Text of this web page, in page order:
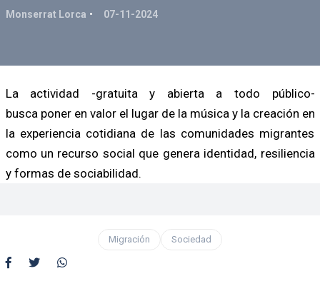
Monserrat Lorca 07-11-2024
La actividad -gratuita y abierta a todo público-
busca poner en valor el lugar de la música y la creación en
la experiencia cotidiana de las comunidades migrantes
como un recurso social que genera identidad, resiliencia
y formas de sociabilidad.
Migración Sociedad